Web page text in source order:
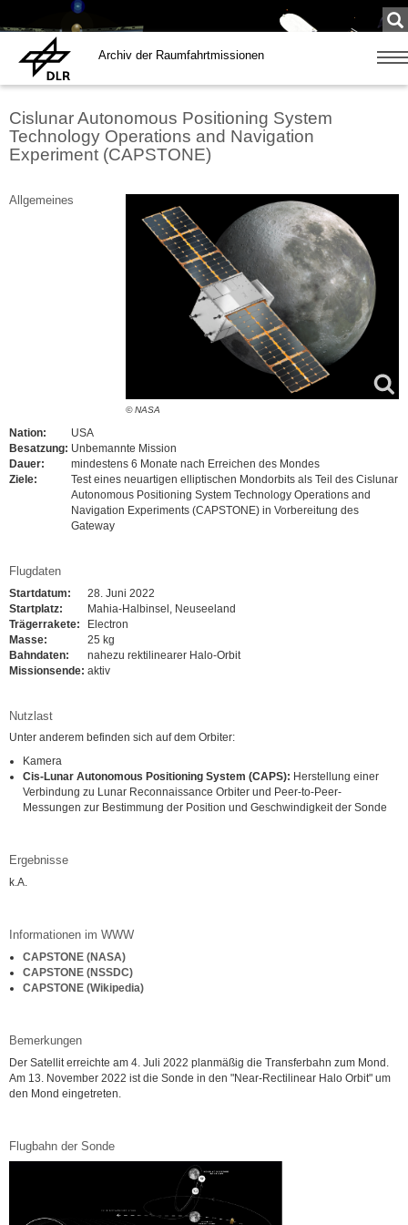
Archiv der Raumfahrtmissionen
Zeige
Cislunar Autonomous Positioning System
Technology Operations and Navigation
Experiment (CAPSTONE)
© NASA
Allgemeines
Nation:
USA
Besatzung: Unbemannte Mission
Dauer:
mindestens 6 Monate nach Erreichen des Mondes
Ziele:
Test eines neuartigen elliptischen Mondorbits als Teil des Cislunar
Autonomous Positioning System Technology Operations and
Navigation Experiments (CAPSTONE) in Vorbereitung des
Gateway
Flugdaten
Startdatum:
28. Juni 2022
Startplatz:
Mahia-Halbinsel, Neuseeland
Trägerrakete:
Electron
Masse:
25 kg
Bahndaten:
nahezu rektilinearer Halo-Orbit
Missionsende: aktiv
Nutzlast
Unter anderem befinden sich auf dem Orbiter:
Kamera
Cis-Lunar Autonomous Positioning System (CAPS): Herstellung einer
Verbindung zu Lunar Reconnaissance Orbiter und Peer-to-Peer-
Messungen zur Bestimmung der Position und Geschwindigkeit der Sonde
Ergebnisse
k.A.
Informationen im WWW
CAPSTONE (NASA)
CAPSTONE (NSSDC)
CAPSTONE (Wikipedia)
Bemerkungen
Der Satellit erreichte am 4. Juli 2022 planmäßig die Transferbahn zum Mond.
Am 13. November 2022 ist die Sonde in den "Near-Rectilinear Halo Orbit" um
den Mond eingetreten.
Flugbahn der Sonde